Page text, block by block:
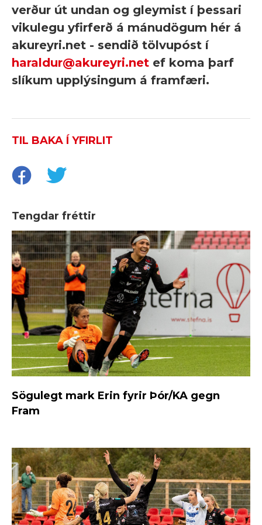
verður út undan og gleymist í þessari
vikulegu yfirferð á mánudögum hér á
akureyri.net - sendið tölvupóst í
haraldur@akureyri.net ef koma þarf
slíkum upplýsingum á framfæri.
TIL BAKA Í YFIRLIT
Tengdar fréttir
Sögulegt mark Erin fyrir Þór/KA gegn
Fram